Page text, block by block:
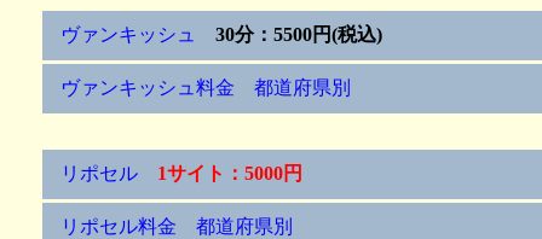
ヴァンキッシュ 30分：5500円(税込)
ヴァンキッシュ料金 都道府県別
リポセル 1サイト：5000円
リポセル料金 都道府県別